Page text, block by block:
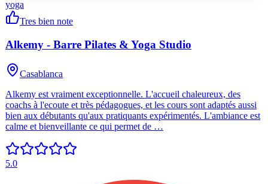
yoga
Tres bien note
Alkemy - Barre Pilates & Yoga Studio
Casablanca
Alkemy est vraiment exceptionnelle. L'accueil chaleureux, des
coachs à l'ecoute et très pédagogues, et les cours sont adaptés aussi
bien aux débutants qu'aux pratiquants expérimentés. L'ambiance est
calme et bienveillante ce qui permet de …
5.0